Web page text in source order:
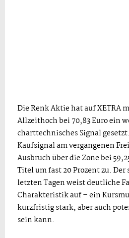
Die Renk Aktie hat auf XETRA
Allzeithoch bei 70,83 Euro ein
charttechnisches Signal
Kaufsignal am vergangenen
Ausbruch über die Zone bei
Titel um fast 20 Prozent zu.
letzten Tagen weist deutliche
Charakteristik auf – ein
kurzfristig stark, aber auch
sein kann.